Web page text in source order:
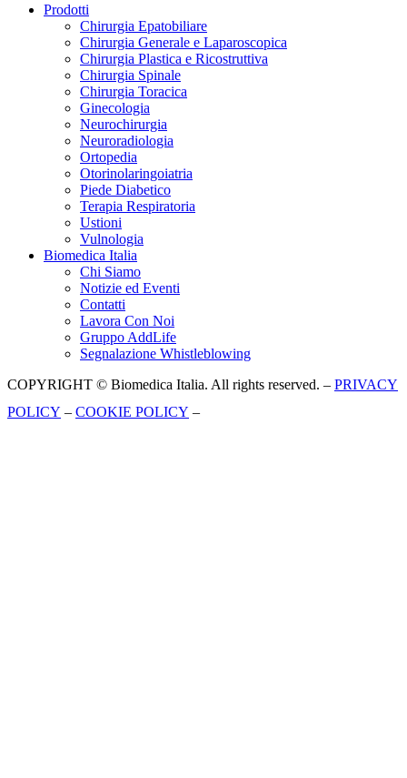
Prodotti
Chirurgia Epatobiliare
Chirurgia Generale e Laparoscopica
Chirurgia Plastica e Ricostruttiva
Chirurgia Spinale
Chirurgia Toracica
Ginecologia
Neurochirurgia
Neuroradiologia
Ortopedia
Otorinolaringoiatria
Piede Diabetico
Terapia Respiratoria
Ustioni
Vulnologia
Biomedica Italia
Chi Siamo
Notizie ed Eventi
Contatti
Lavora Con Noi
Gruppo AddLife
Segnalazione Whistleblowing
COPYRIGHT © Biomedica Italia. All rights reserved. – PRIVACY
POLICY – COOKIE POLICY –